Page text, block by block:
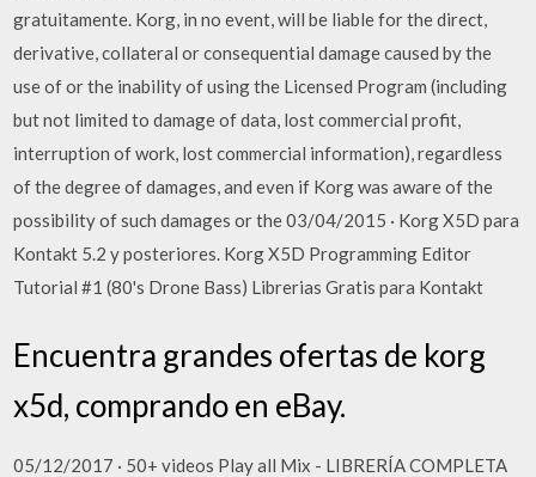
gratuitamente. Korg, in no event, will be liable for the direct,
derivative, collateral or consequential damage caused by the
use of or the inability of using the Licensed Program (including
but not limited to damage of data, lost commercial profit,
interruption of work, lost commercial information), regardless
of the degree of damages, and even if Korg was aware of the
possibility of such damages or the 03/04/2015 · Korg X5D para
Kontakt 5.2 y posteriores. Korg X5D Programming Editor
Tutorial #1 (80's Drone Bass) Librerias Gratis para Kontakt
Encuentra grandes ofertas de korg
x5d, comprando en eBay.
05/12/2017 · 50+ videos Play all Mix - LIBRERÍA COMPLETA